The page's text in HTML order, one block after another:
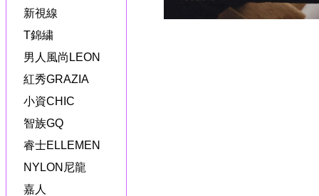
新視線
T錦繍
男人風尚LEON
紅秀GRAZIA
小資CHIC
智族GQ
睿士ELLEMEN
NYLON尼龍
嘉人